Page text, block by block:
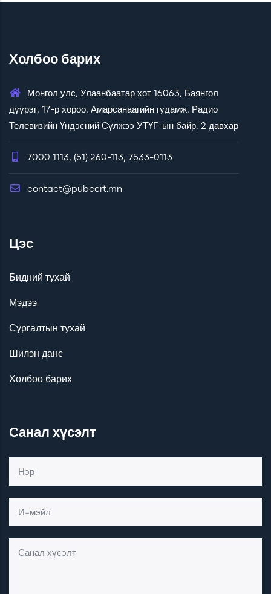
Холбоо барих
Монгол улс, Улаанбаатар хот 16063, Баянгол
дүүрэг, 17-р хороо, Амарсанаагийн гудамж, Радио
Телевизийн Үндэсний Сүлжээ УТҮГ-ын байр, 2 давхар
7000 1113, (51) 260-113, 7533-0113
contact@pubcert.mn
Цэс
Бидний тухай
Мэдээ
Сургалтын тухай
Шилэн данс
Холбоо барих
Санал хүсэлт